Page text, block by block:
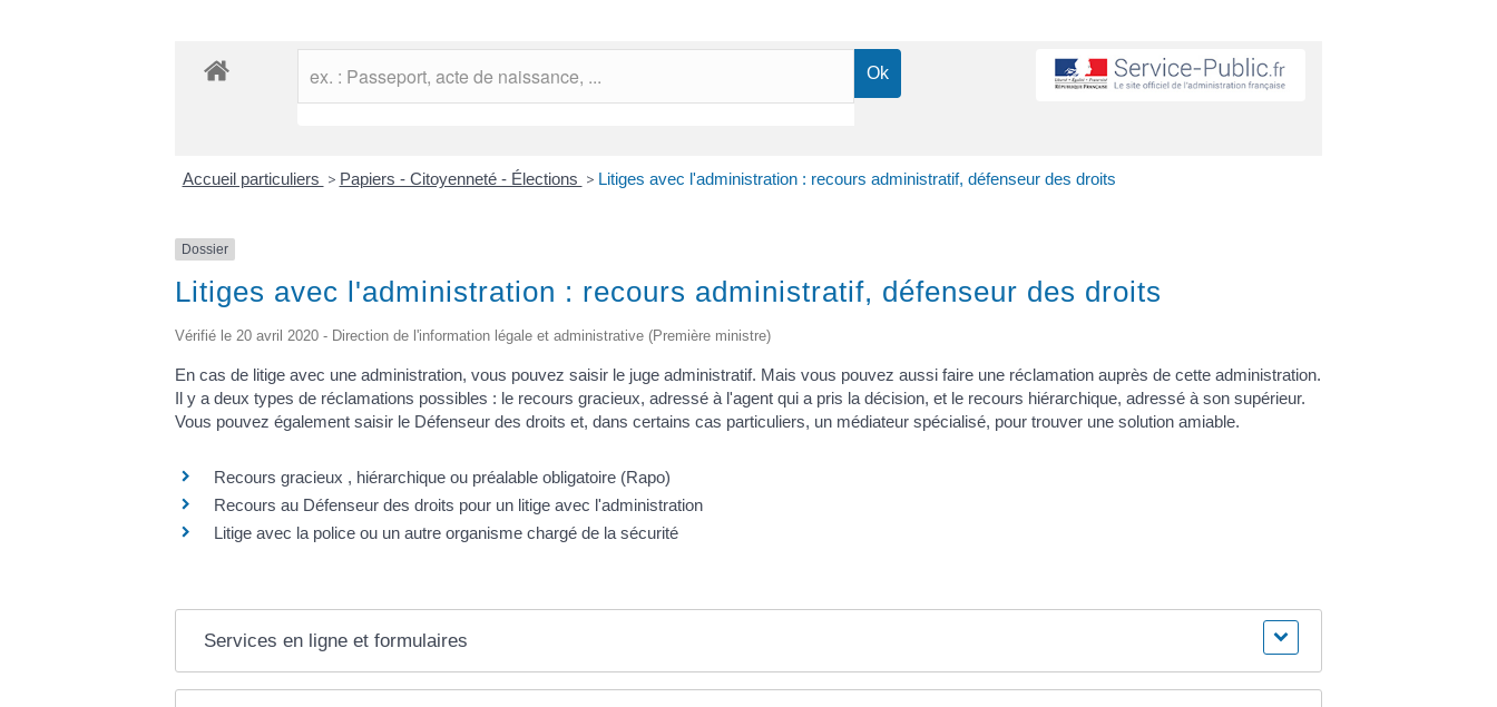
Accueil particuliers > Papiers - Citoyenneté - Élections > Litiges avec l'administration : recours administratif, défenseur des droits
Dossier
Litiges avec l'administration : recours administratif, défenseur des droits
Vérifié le 20 avril 2020 - Direction de l'information légale et administrative (Première ministre)
En cas de litige avec une administration, vous pouvez saisir le juge administratif. Mais vous pouvez aussi faire une réclamation auprès de cette administration.
Il y a deux types de réclamations possibles : le recours gracieux, adressé à l'agent qui a pris la décision, et le recours hiérarchique, adressé à son supérieur.
Vous pouvez également saisir le Défenseur des droits et, dans certains cas particuliers, un médiateur spécialisé, pour trouver une solution amiable.
Recours gracieux , hiérarchique ou préalable obligatoire (Rapo)
Recours au Défenseur des droits pour un litige avec l'administration
Litige avec la police ou un autre organisme chargé de la sécurité
Services en ligne et formulaires